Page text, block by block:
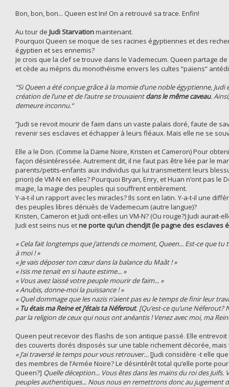
Bon, bon, bon... Queen est Ini! On a retrouvé sa trace. Enfin!
Au tour de Judi Starvationmaintenant.
Pourquoi Queen se moque de ses racines égyptiennes et des
égyptien et ses ennemis?
Je crois que la clef se trouve dans le Vademecum. Queen partage
et cède au mépris du monothéisme envers les cultes “païens“
“Si Queen a été conçue grâce à la momie d’une noble égyptienne,
création de l’une et de l’autre se trouvaientdans le même caveau.
demeure inconnu.“
“Judi se revoit mourir de faim dans un vaste palais doré, faute de
revenir ses esclaves et échapper à leurs fléaux. Mais elle ne se
Elle a le Don. (Comme la Dame Noire, Kristen et Cameron) Pour
façon désintéressée. Autrement dit, il ne faut pas être liée par le
parents/petits-enfants aux individus qui lui transmettent leurs
priori) de VM-N en elles? Pourquoi Bryan, Enry, et Huan n’ont pas
magie, la magie des peuples qui souffrent entièrement.
Y-a-t-il un rapport avec les miracles? Ils sont en latin. Y-a-t-il une
des peuples libres dénués de Vademecum (autre langue)?
Kristen, Cameron et Judi ont-elles un VM-N? (Ou rouge?) Judi aurait-
Judi est seins nus etne porte qu’un chendjit (le pagne des esclaves
« Cela fait longtemps que j’attends ce moment, Queen... Est-ce que
à moi ! »
« Je vais déposer ton cœur dans la balance du Maât ! »
« Isis me tenait en si haute estime... »
« Vous avez laissé votre peuple mourir de faim... »
« Anubis, donne-moi la puissance ! »
« Quel dommage que les nazis n’aient pas eu le temps de finir leur
« Tu étais ma Reine et j’étais ta Néferout. [Qu’est-ce qu’une
par la religion de ceux qui nous ont anéantis ! Venez avec moi, ma
Queen peut recevoir des flashs de son antique passé. Elle
des couverts dorés disposés sur une table richement décorée,
« J’ai traversé le temps pour vous retrouver…[Judi considère -t elle
des membres de l’Armée Noire? Le désintérêt total qu’elle porte
Queen?] Quelle déception... Vous êtes dans les mains du roi des
peuples authentiques... Nous nous en remettrons donc au jugement